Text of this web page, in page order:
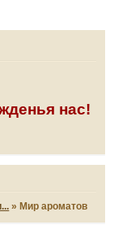
нас!
» Мир ароматов